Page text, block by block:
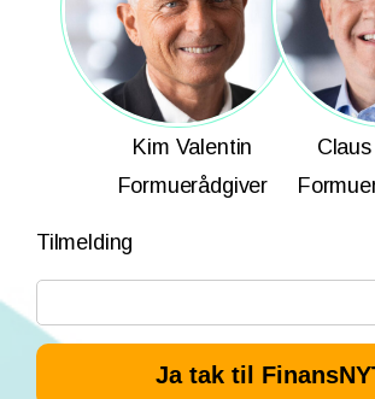
Kim Valentin
Formuerådgiver
Claus
Tilmelding